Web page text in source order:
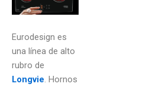
Eurodesign es
una línea de alto
rubro de
Longvie . Hornos